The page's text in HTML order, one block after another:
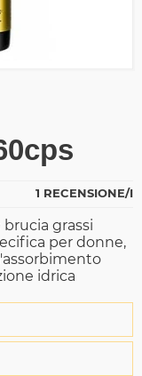
1 RECENSIONE/I
grassi
per donne,
idrica